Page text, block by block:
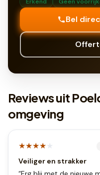
Bel
Reviews uit
omgeving
★★★★★
Veiliger en strakker